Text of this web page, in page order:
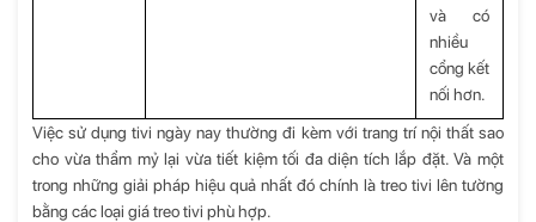
và có
nhiều
cổng kết
nối hơn.
Việc sử dụng tivi ngày nay thường đi kèm với trang trí nội thất sao
cho vừa thẩm mỷ lại vừa tiết kiệm tối đa diện tích lắp đặt. Và một
trong những giải pháp hiệu quả nhất đó chính là treo tivi lên tường
bằng các loại giá treo tivi phù hợp.